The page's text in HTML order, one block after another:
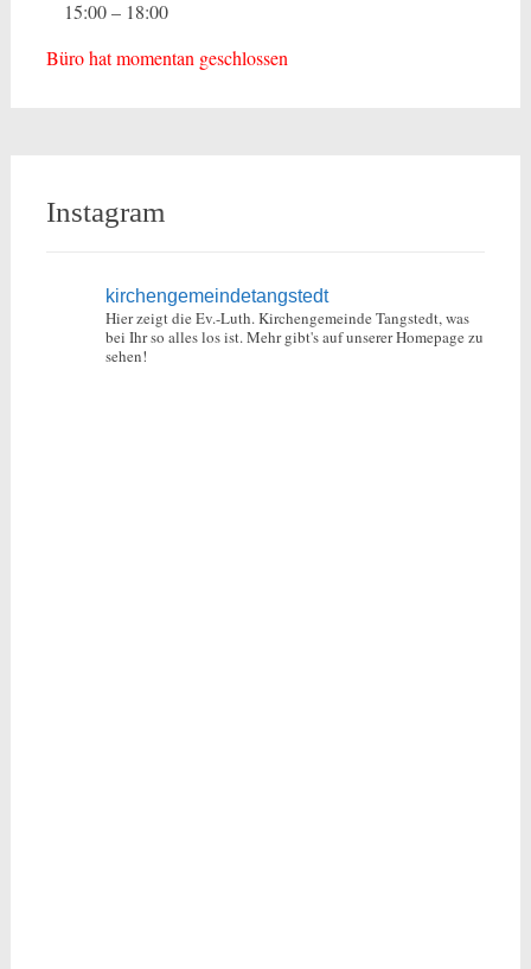
15:00 – 18:00
Büro hat momentan geschlossen
Instagram
kirchengemeindetangstedt
Hier zeigt die Ev.-Luth. Kirchengemeinde Tangstedt, was
bei Ihr so alles los ist.Mehr gibt's auf unserer Homepage zu
sehen!